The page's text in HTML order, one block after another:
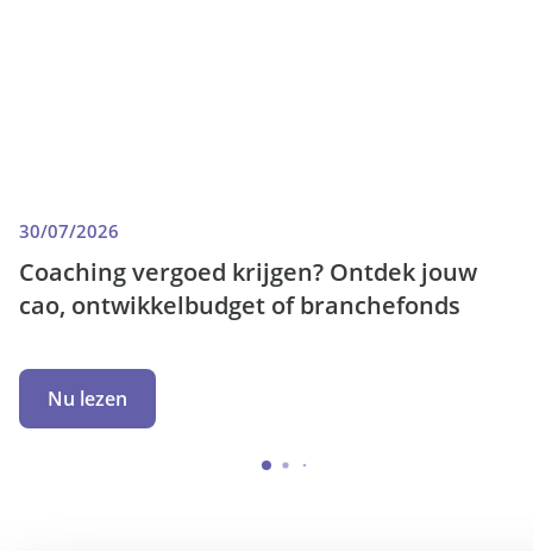
30/07/2026
Coaching vergoed krijgen? Ontdek jouw
cao, ontwikkelbudget of branchefonds
Nu lezen